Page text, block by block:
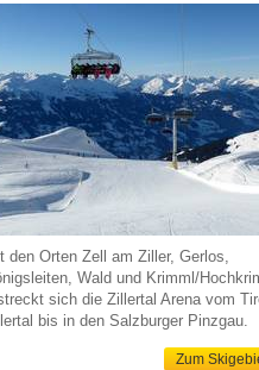
den Orten Zell am Ziller, Gerlos,
Wald und Krimml/
sich die Zillertal Arena vom
bis in den Salzburger Pinzgau.
Zum